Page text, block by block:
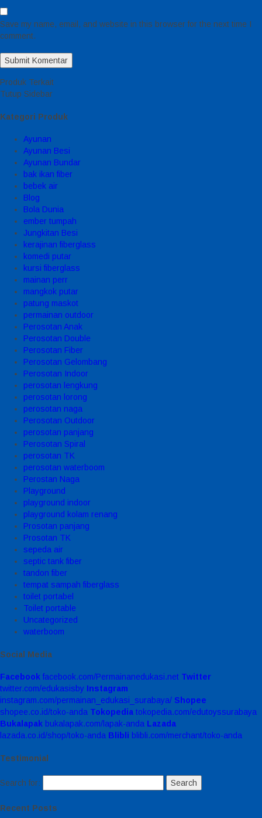
Save my name, email, and website in this browser for the next time I
comment.
Produk Terkait
Tutup Sidebar
Kategori Produk
Ayunan
Ayunan Besi
Ayunan Bundar
bak ikan fiber
bebek air
Blog
Bola Dunia
ember tumpah
Jungkitan Besi
kerajinan fiberglass
komedi putar
kursi fiberglass
mainan perr
mangkok putar
patung maskot
permainan outdoor
Perosotan Anak
Perosotan Double
Perosotan Fiber
Perosotan Gelombang
Perosotan Indoor
perosotan lengkung
perosotan lorong
perosotan naga
Perosotan Outdoor
perosotan panjang
Perosotan Spiral
perosotan TK
perosotan waterboom
Perostan Naga
Playground
playground indoor
playground kolam renang
Prosotan panjang
Prosotan TK
sepeda air
septic tank fiber
tandon fiber
tempat sampah fiberglass
toilet portabel
Toilet portable
Uncategorized
waterboom
Social Media
Facebook facebook.com/Permainanedukasi.net Twitter
twitter.com/edukasisby Instagram
instagram.com/permainan_edukasi_surabaya/ Shopee
shopee.co.id/toko-anda Tokopedia tokopedia.com/edutoyssurabaya
Bukalapak bukalapak.com/lapak-anda Lazada
lazada.co.id/shop/toko-anda Blibli blibli.com/merchant/toko-anda
Testimonial
Search for:
Recent Posts